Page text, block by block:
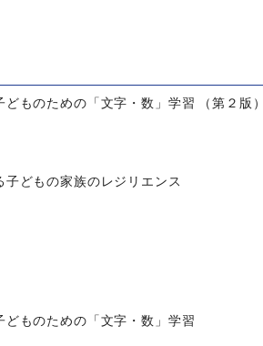
ものための「文字・数」学習 （第２版）
どもの家族のレジリエンス
ものための「文字・数」学習